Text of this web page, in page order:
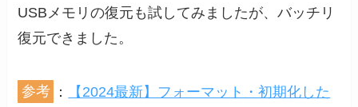
USBメモリの復元も試してみましたが、バッチリ
復元できました。
参考 ：
【2024最新】フォーマット・初期化した